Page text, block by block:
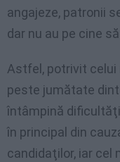
angajeze, patronii
dar nu au pe cine
Astfel, potrivit celui
peste jumătate
întâmpină
în principal din
candidaţilor, iar cel